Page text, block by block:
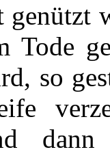
genützt
Tode
so